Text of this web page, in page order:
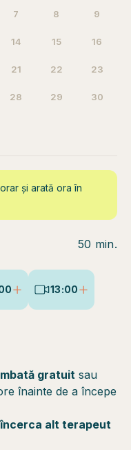
7 8 9
14 15 16
21 22 23
28 29 30
și arată ora în
50 min.
13:00
gratuit sau
înainte de a începe
alt terapeut